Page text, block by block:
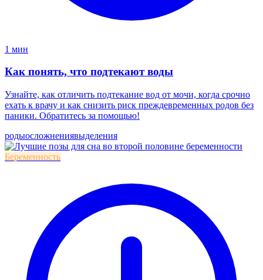
1 мин
Как понять, что подтекают воды
Узнайте, как отличить подтекание вод от мочи, когда срочно
ехать к врачу и как снизить риск преждевременных родов без
паники. Обратитесь за помощью!
родыосложнениявыделения
Беременность